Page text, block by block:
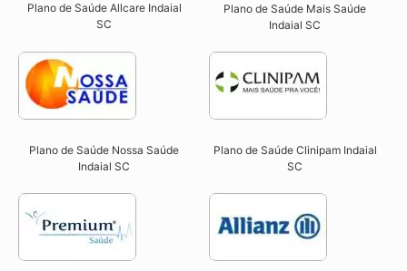
Plano de Saúde Allcare Indaial
SC​
Plano de Saúde Mais Saúde
Indaial SC
Plano de Saúde Nossa Saúde
Indaial SC​
Plano de Saúde Clinipam Indaial
SC​